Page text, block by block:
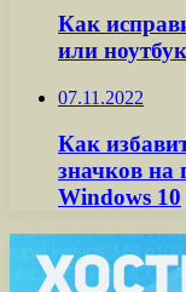
Как
или
07.11.2022
Как
значков на
Windows 10